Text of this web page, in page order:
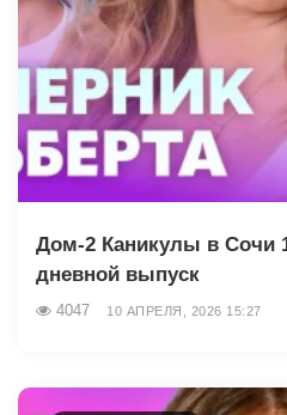
Дом-2 Каникулы в Сочи
дневной выпуск
4047 10 АПРЕЛЯ, 2026 15:27